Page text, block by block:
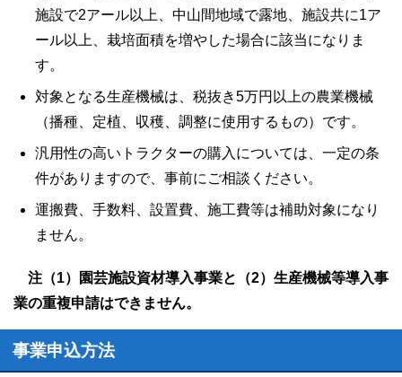
施設で2アール以上、中山間地域で露地、施設共に1ア
ール以上、栽培面積を増やした場合に該当になりま
す。
対象となる生産機械は、税抜き5万円以上の農業機械
（播種、定植、収穫、調整に使用するもの）です。
汎用性の高いトラクターの購入については、一定の条
件がありますので、事前にご相談ください。
運搬費、手数料、設置費、施工費等は補助対象になり
ません。
注（1）園芸施設資材導入事業と（2）生産機械等導入事
業の重複申請はできません。
事業申込方法